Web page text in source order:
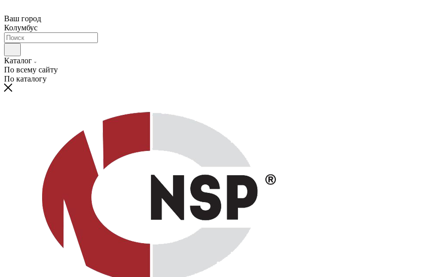
Ваш город
Колумбус
Каталог
По всему сайту
По каталогу